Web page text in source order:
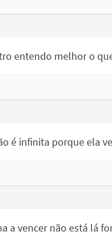
entendo melhor o
é infinita porque ela
a vencer não está lá